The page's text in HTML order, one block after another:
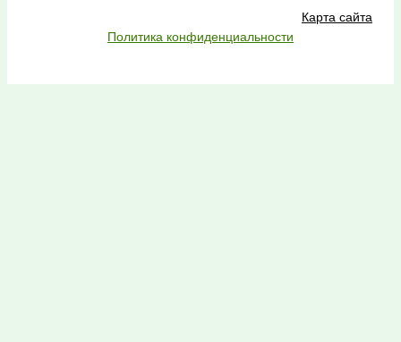
Карта сайта
Политика конфиденциальности